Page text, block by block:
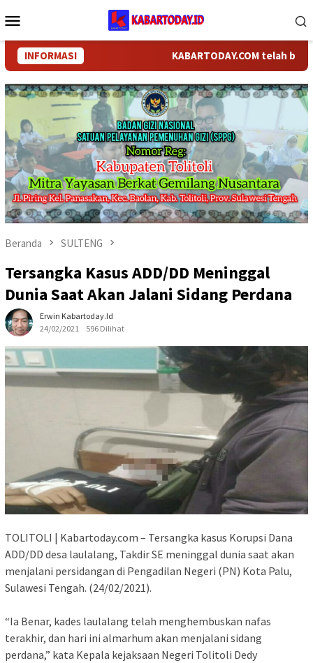
ke
Mobile
INFORMASI KABARTODAY.COM telah
Beranda SULTENG
Tersangka Kasus ADD/DD Meninggal
Dunia Saat Akan Jalani Sidang Perdana
Erwin Kabartoday.id
24/02/2021
596 Dilihat
TOLITOLI | Kabartoday.com – Tersangka kasus Korupsi Dana
ADD/DD desa laulalang, Takdir SE meninggal dunia saat akan
menjalani persidangan di Pengadilan Negeri (PN) Kota Palu,
Sulawesi Tengah. (24/02/2021).
“Ia Benar, kades laulalang telah menghembuskan nafas
terakhir, dan hari ini almarhum akan menjalani sidang
perdana,” kata Kepala kejaksaan Negeri Tolitoli Dedy